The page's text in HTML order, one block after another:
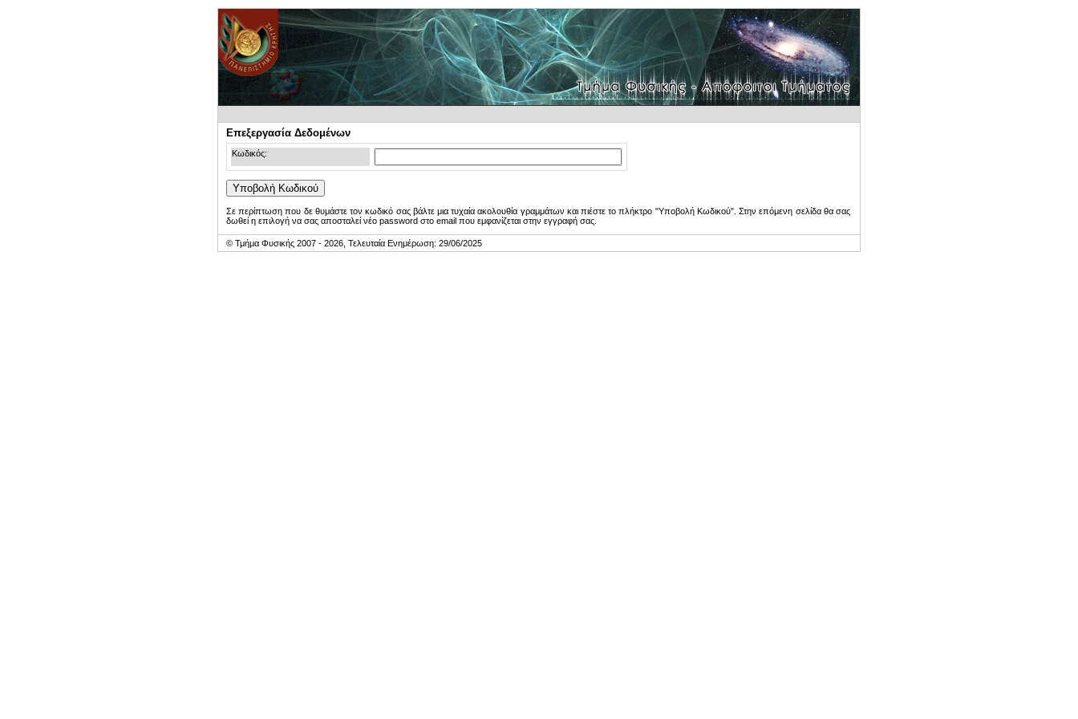
Επεξεργασία Δεδομένων
Κωδικός:
Σε περίπτωση που δε θυμάστε τον κωδικό σας βάλτε μια τυχαία ακολουθία γραμμάτων και πιέστε το πλήκτρο "Υποβολή Κωδικού". Στην επόμενη σελίδα θα σας
δωθεί η επιλογή να σας αποσταλεί νέο password στο email που εμφανίζεται στην εγγραφή σας.
© Τμήμα Φυσικής 2007 - 2026, Τελευταία Ενημέρωση: 29/06/2025